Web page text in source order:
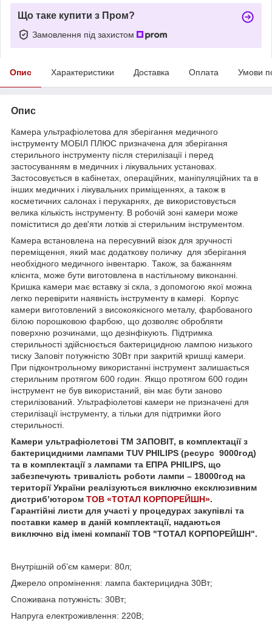
Що таке купити з Пром?
Замовлення під захистом
Опис Характеристики Доставка Оплата Умови
Опис
Камера ультрафіолетова для зберігання медичного
інструменту МОБІЛ ПЛЮС призначена для зберігання
стерильного інструменту після стерилізації і перед
застосуванням в медичних і лікувальних установах.
Застосовується в кабінетах, операційних, маніпуляційних та в
інших медичних і лікувальних приміщеннях, а також в
косметичних салонах і перукарнях, де використовується
велика кількість інструменту. В робочій зоні камери може
поміститися до дев'яти лотків зі стерильним інструментом.
Камера встановлена на пересувний візок для зручності
переміщення, який має додаткову поличку для зберігання
необхідного медичного інвентарю. Також, за бажанням
клієнта, може бути виготовлена в настільному виконанні.
Кришка камери має вставку зі скла, з допомогою якої можна
легко перевірити наявність інструменту в камері. Корпус
камери виготовлений з високоякісного металу, фарбованого
білою порошковою фарбою, що дозволяє обробляти
поверхню розчинами, що дезінфікують. Підтримка
стерильності здійснюється бактерицидною лампою низького
тиску Заповіт потужністю 30Вт при закритій кришці камери.
При підконтрольному використанні інструмент залишається
стерильним протягом 600 годин. Якщо протягом 600 годин
інструмент не був використаний, він має бути заново
стерилізований. Ультрафіолетові камери не призначені для
стерилізації інструменту, а тільки для підтримки його
стерильності.
Камери ультрафіолетові ТМ ЗАПОВІТ, в комплектації з
бактерицидними лампами TUV PHILIPS (ресурс 9000год)
та в комплектації з лампами та ЕПРА PHILIPS, що
забезпечують тривалість роботи лампи – 18000год на
території України реалізуються виключно ексклюзивним
дистриб’ютором ТОВ «ТОТАЛ КОРПОРЕЙШН».
Гарантійні листи для участі у процедурах закупівлі та
поставки камер в даній комплектації, надаються
виключно від імені компанії ТОВ "ТОТАЛ КОРПОРЕЙШН".
Внутрішній об’єм камери: 80л;
Джерело опромінення: лампа бактерицидна 30Вт;
Споживана потужність: 30Вт;
Напруга електроживлення: 220В;